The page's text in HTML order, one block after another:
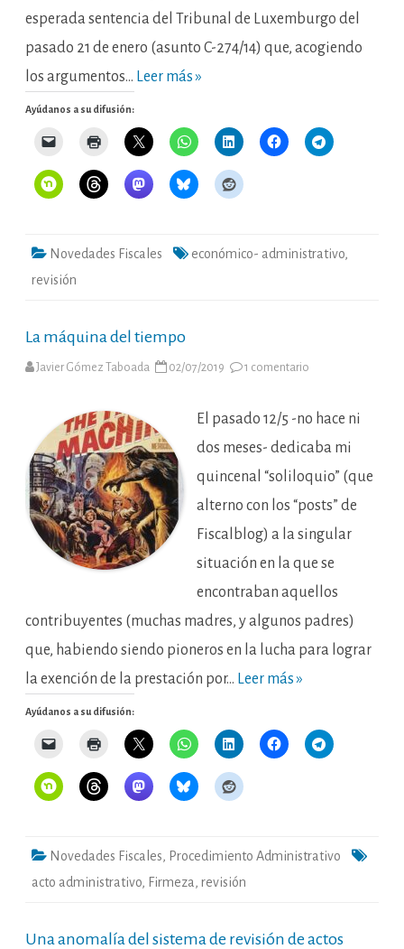
esperada sentencia del Tribunal de Luxemburgo del
pasado 21 de enero (asunto C-274/14) que, acogiendo
los argumentos… Leer más »
Ayúdanos a su difusión:
Novedades Fiscales económico- administrativo,
revisión
La máquina del tiempo
Javier Gómez Taboada 02/07/2019 1 comentario
tiempo
El pasado 12/5 -no hace ni
dos meses- dedicaba mi
quincenal “soliloquio” (que
alterno con los “posts” de
Fiscalblog) a la singular
situación en la que se
encontraban aquellos
contribuyentes (muchas madres, y algunos padres)
que, habiendo siendo pioneros en la lucha para lograr
la exención de la prestación por… Leer más »
Ayúdanos a su difusión:
Novedades Fiscales, Procedimiento Administrativo
acto administrativo, Firmeza , revisión
Una anomalía del sistema de revisión de actos